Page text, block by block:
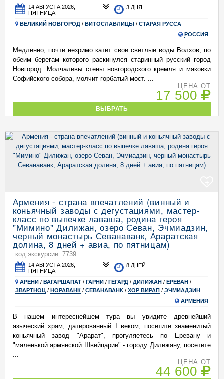
14 АВГУСТА 2026,
ПЯТНИЦА
3 ДНЯ
ВЕЛИКИЙ НОВГОРОД / ВИТОСЛАВЛИЦЫ / СТАРАЯ РУССА
РОССИЯ
Медленно, почти незримо катит свои светлые воды Волхов, по
обеим берегам которого раскинулся старинный русский город
Новгород. Молчаливы стены новгородского кремля и маковки
Софийского собора, молчит горбатый мост. ...
ЦЕНА ОТ
17 500
ВЫБРАТЬ
Армения - страна впечатлений (винный и
коньячный заводы с дегустациями, мастер-
класс по выпечке лаваша, родина героя
"Мимино" Дилижан, озеро Севан, Эчмиадзин,
черный монастырь Севанаванк, Араратская
долина, 8 дней + авиа, по пятницам)
код экскурсии: 7739
14 АВГУСТА 2026,
ПЯТНИЦА
8 ДНЕЙ
АРЕНИ / ВАГАРШАПАТ / ГАРНИ / ГЕГАРД / ДИЛИЖАН / ЕРЕВАН /
ЗВАРТНОЦ / НОРАВАНК / СЕВАНАВАНК / ХОР ВИРАП / ЭЧМИАДЗИН
АРМЕНИЯ
В нашем интереснейшем тура вы увидите древнейший
языческий храм, датированный I веком, посетите знаменитый
коньячный завод "Арарат", прогуляетесь по Еревану и
"маленькой армянской Швейцарии" - городу Дилижану, посетите
...
ЦЕНА ОТ
44 600